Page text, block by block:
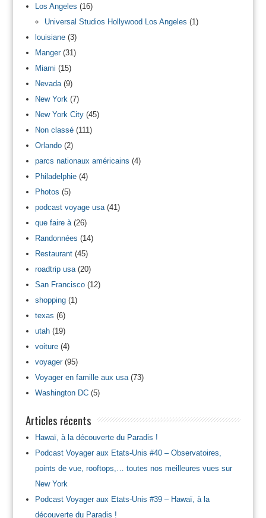
Los Angeles (16)
Universal Studios Hollywood Los Angeles (1)
louisiane(3)
Manger(31)
Miami (15)
Nevada(9)
New York (7)
New York City(45)
Non classé(111)
Orlando(2)
parcs nationaux américains (4)
Philadelphie(4)
Photos (5)
podcast voyage usa(41)
que faire à(26)
Randonnées (14)
Restaurant(45)
roadtrip usa(20)
San Francisco(12)
shopping(1)
texas (6)
utah(19)
voiture(4)
voyager(95)
Voyager en famille aux usa(73)
Washington DC(5)
Articles récents
Hawaï, à la découverte du Paradis !
Podcast Voyager aux Etats-Unis #40 – Observatoires,
points de vue, rooftops,… toutes nos meilleures vues sur
New York
Podcast Voyager aux Etats-Unis #39 – Hawaï, à la
découverte du Paradis !